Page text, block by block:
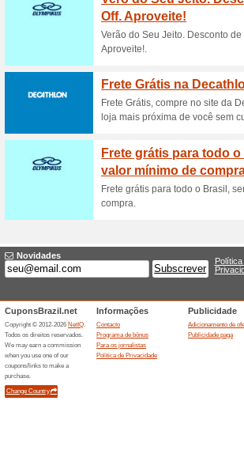
doquete fina, no
Pomoção
100% funcionou
Não perca a
Frete Grátis
92% funcionou